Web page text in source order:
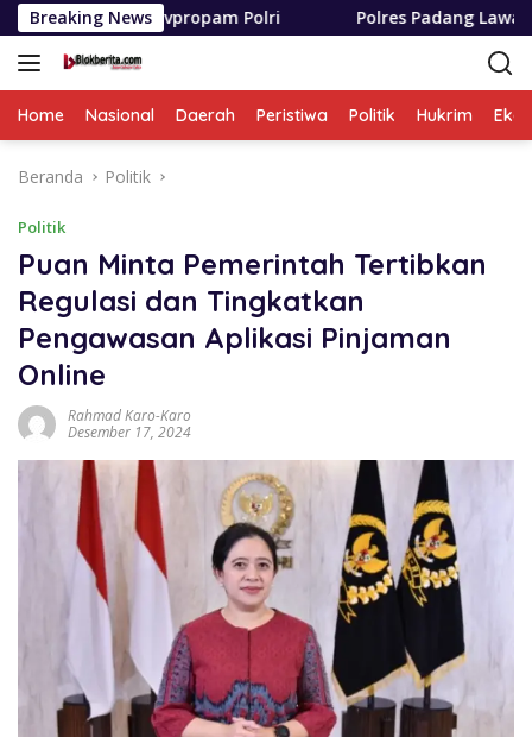
Langsung
ke
konten
Breaking News
Polri Polres Padang Lawas Utara Resmi
Home Nasional Daerah Peristiwa Politik Hukrim
Beranda Politik
Politik
Puan Minta Pemerintah Tertibkan
Regulasi dan Tingkatkan
Pengawasan Aplikasi Pinjaman
Online
Rahmad Karo-Karo
Desember 17, 2024